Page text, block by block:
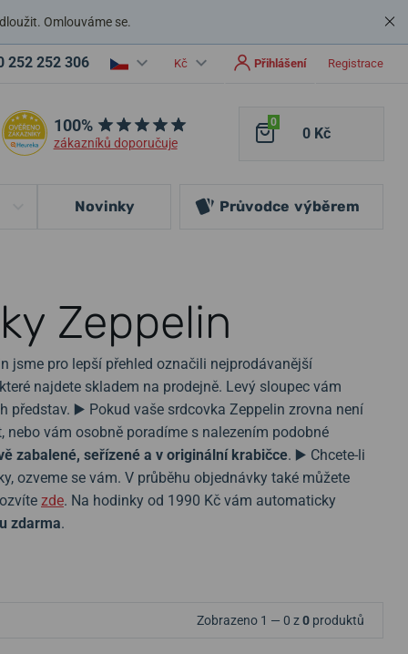
Omlouváme se.
252 252 306 Kč Přihlášení Registrace
100%
zákazníků doporučuje
0
0 Kč
Novinky Průvodce výběrem
Zeppelin
jsme pro lepší přehled označili nejprodávanější
najdete skladem na prodejně. Levý sloupec vám
představ. ▶️ Pokud vaše srdcovka Zeppelin zrovna není
nebo vám osobně poradíme s nalezením podobné
zabalené, seřízené a v originální krabičce. ▶️ Chcete-li
ozveme se vám. V průběhu objednávky také můžete
zde. Na hodinky od 1990 Kč vám automaticky
zdarma.
Zobrazeno 1 — 0 z0 produktů